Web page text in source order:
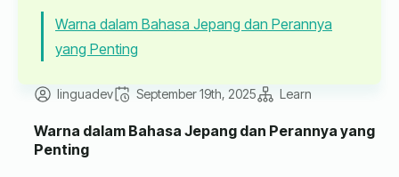
Warna dalam Bahasa Jepang dan Perannya
yang Penting
linguadev September 19th, 2025 Learn
Warna dalam Bahasa Jepang dan Perannya yang
Penting